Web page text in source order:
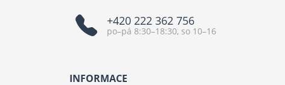
+420 222 362 756
po–pá 8:30–18:30, so 10–16
INFORMACE